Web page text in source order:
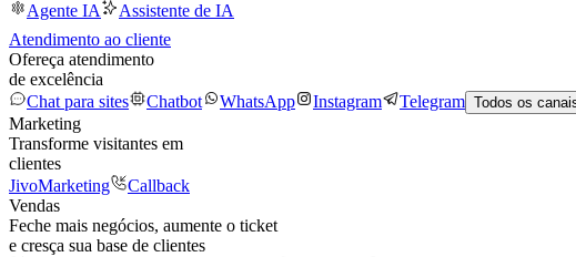
Agente IA
Assistente de IA
Atendimento ao cliente
Ofereça atendimento
de excelência
Chat para sites
Chatbot WhatsApp Instagram Telegram Todos os
Marketing
Transforme visitantes em
clientes
JivoMarketing
Callback
Vendas
Feche mais negócios, aumente o ticket
e cresça sua base de clientes